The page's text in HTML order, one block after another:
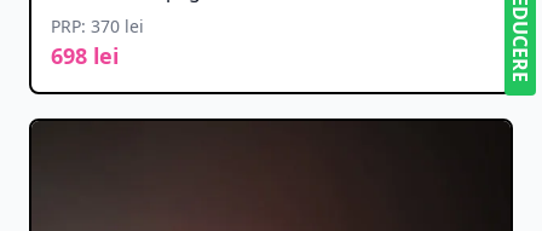
PRP: 370 lei
698 lei